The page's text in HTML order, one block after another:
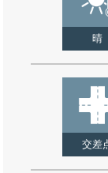
晴
交差